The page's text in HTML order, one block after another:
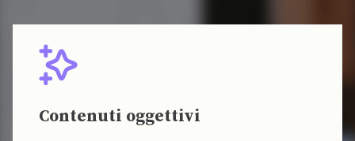
Contenuti oggettivi